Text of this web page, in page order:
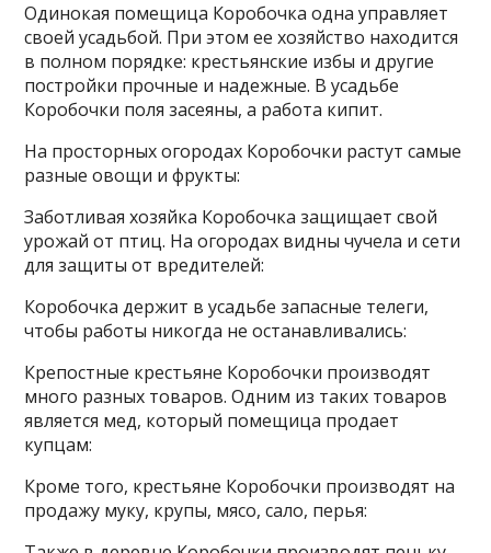
Одинокая помещица Коробочка одна управляет
своей усадьбой. При этом ее хозяйство находится
в полном порядке: крестьянские избы и другие
постройки прочные и надежные. В усадьбе
Коробочки поля засеяны, а работа кипит.
На просторных огородах Коробочки растут самые
разные овощи и фрукты:
Заботливая хозяйка Коробочка защищает свой
урожай от птиц. На огородах видны чучела и сети
для защиты от вредителей:
Коробочка держит в усадьбе запасные телеги,
чтобы работы никогда не останавливались:
Крепостные крестьяне Коробочки производят
много разных товаров. Одним из таких товаров
является мед, который помещица продает
купцам:
Кроме того, крестьяне Коробочки производят на
продажу муку, крупы, мясо, сало, перья: